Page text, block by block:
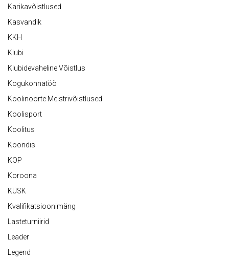
Karikavõistlused
Kasvandik
KKH
Klubi
Klubidevaheline Võistlus
Kogukonnatöö
Koolinoorte Meistrivõistlused
Koolisport
Koolitus
Koondis
KOP
Koroona
KÜSK
Kvalifikatsioonimäng
Lasteturniirid
Leader
Legend